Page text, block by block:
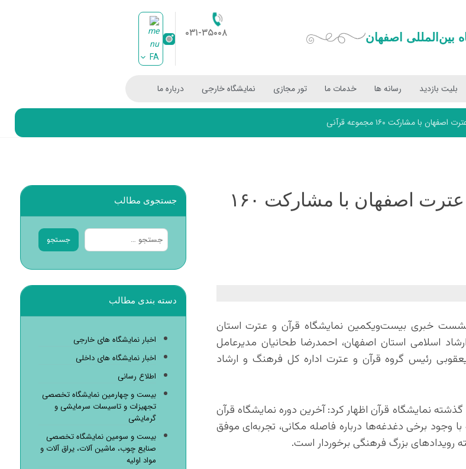
بین‌المللی‌ اصفهان ۰۳۱-۳۵۰۰۸
FA
بلیت بازدید رسانه ها خدمات ما تور مجازی نمایشگاه خارجی درباره ما
با مشارکت ۱۶۰ مجموعه قرآنی
برگزاری بیست‌ویکمین نمایشگاه قرآن و عترت اصفهان با مشارکت ۱۶۰
خبری بیست‌ویکمین نمایشگاه قرآن و عترت استان
اسلامی استان اصفهان، احمدرضا طحانیان مدیرعامل
رئیس گروه قرآن و عترت اداره کل فرهنگ و ارشاد
نمایشگاه قرآن اظهار کرد: آخرین دوره نمایشگاه قرآن
بین‌المللی اصفهان در سال ۱۴۰۲ برگزار شد که با وجود برخی دغدغه‌ها درباره فاصله مکانی، تجربه‌ای موفق
رویدادهای بزرگ فرهنگی برخوردار است.
جستجوی مطالب
دسته بندی مطالب
اخبار نمایشگاه های خارجی
اخبار نمایشگاه های داخلی
اطلاع رسانی
بیست و چهارمین نمایشگاه تخصصی
تجهیزات و تاسیسات سرمایشی و
گرمایشی
بیست و سومین نمایشگاه تخصصی
صنایع چوب، ماشین آلات، یراق آلات و
مواد اولیه